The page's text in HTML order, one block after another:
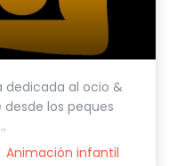
dedicada al ocio &
los peques
Animación infantil